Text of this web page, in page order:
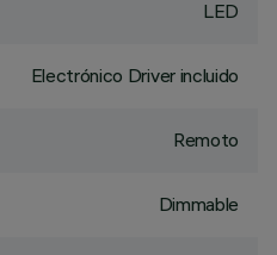
LED
Electrónico Driver incluido
Remoto
Dimmable